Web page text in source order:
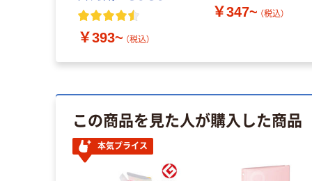
ける
￥393~ （税込）
￥347~ （税込）
この商品を見た人が購入した商品
本気プライス